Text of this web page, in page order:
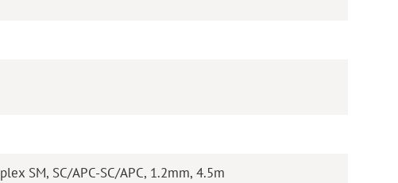
SM, SC/APC-SC/APC, 1.2mm, 4.5m